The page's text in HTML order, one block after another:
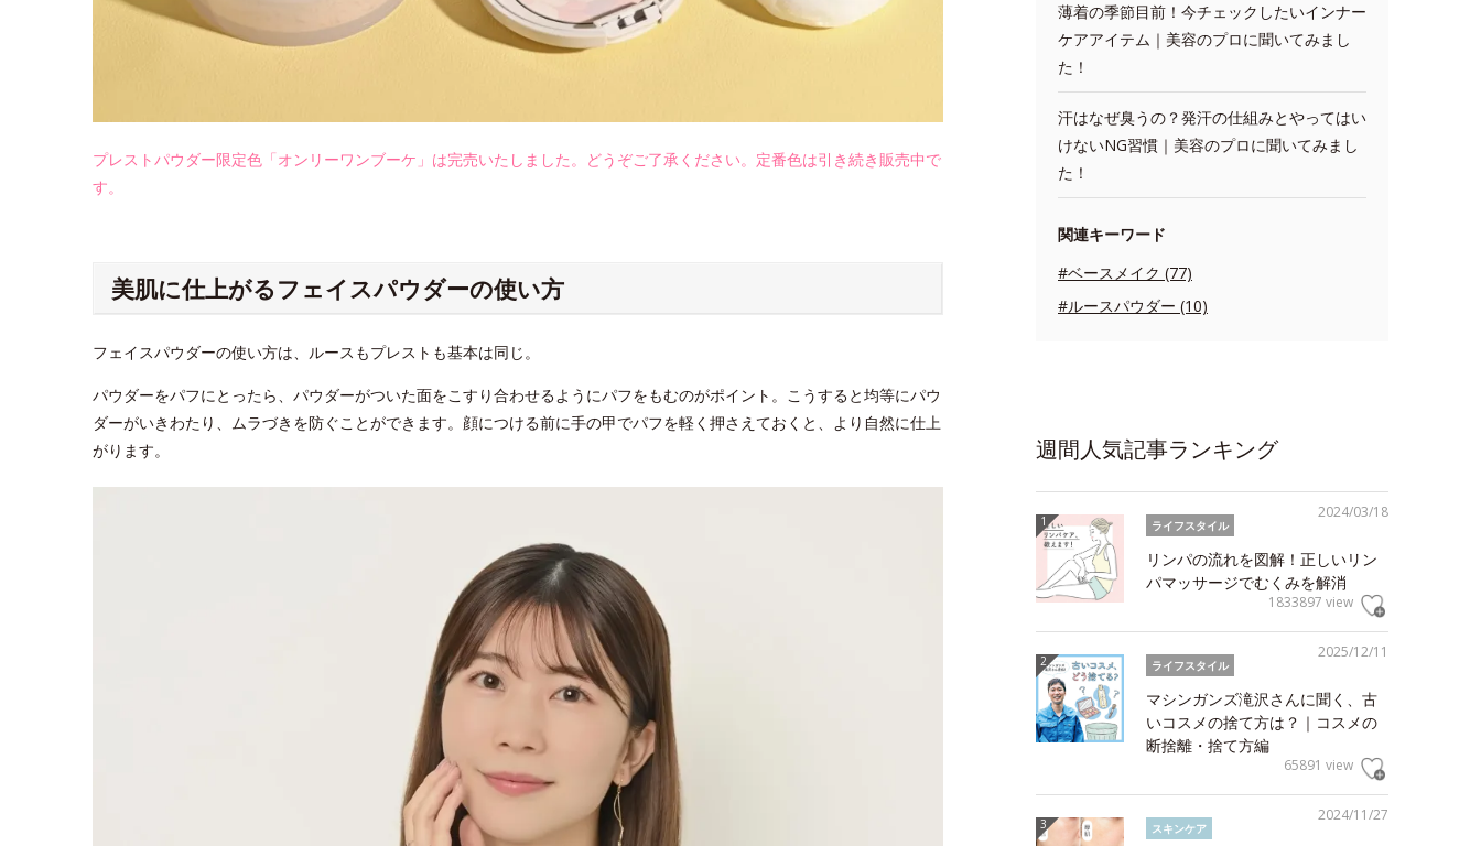
プレストパウダー限定色「オンリーワンブーケ」は完売いたしました。どうぞご了承ください。定番色は引き続き販売中で
す。
美肌に仕上がるフェイスパウダーの使い方
フェイスパウダーの使い方は、ルースもプレストも基本は同じ。
パウダーをパフにとったら、パウダーがついた面をこすり合わせるようにパフをもむのがポイント。こうすると均等にパウ
ダーがいきわたり、ムラづきを防ぐことができます。顔につける前に手の甲でパフを軽く押さえておくと、より自然に仕上
がります。
薄着の季節目前！今チェックしたいインナー
ケアアイテム｜美容のプロに聞いてみまし
た！
汗はなぜ臭うの？発汗の仕組みとやってはい
けないNG習慣｜美容のプロに聞いてみまし
た！
関連キーワード
#ベースメイク (77)
#ルースパウダー (10)
週間人気記事ランキング
2024/03/18
ライフスタイル
リンパの流れを図解！正しいリン
パマッサージでむくみを解消
1833897 view
2025/12/11
ライフスタイル
マシンガンズ滝沢さんに聞く、古
いコスメの捨て方は？｜コスメの
断捨離・捨て方編
65891 view
2024/11/27
スキンケア